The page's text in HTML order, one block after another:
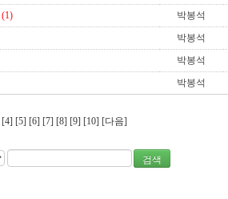
(1) 박봉석
박봉석
박봉석
박봉석
[4] [5] [6] [7] [8] [9] [10] [다음]
검색